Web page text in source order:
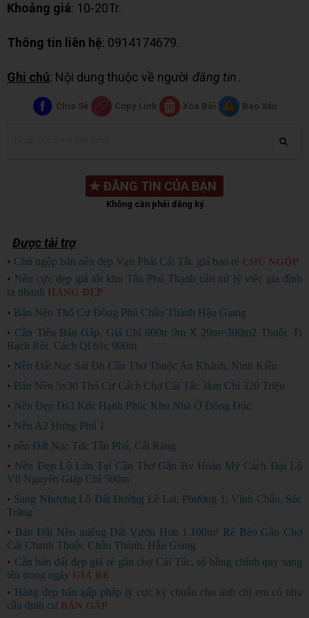
Khoảng giá: 10-20Tr.
Thông tin liên hệ: 0914174679.
Ghi chú: Nội dung thuộc về người đăng tin.
Chia Sẻ Copy Link Xóa Bài Báo Xấu
★ ĐĂNG TIN CỦA BẠN
Không cần phải đăng ký
Được tài trợ
• Chủ ngộp bán nền đẹp Vạn Phát Cái Tắc giá bao rẻ CHỦ NGỘP
• Nền cực đẹp giá tốt khu Tân Phú Thạnh cần xử lý việc gia đình
ra nhanh HÀNG ĐẸP
• Bán Nền Thổ Cư Đông Phú Châu Thành Hậu Giang
• Cần Tiền Bán Gấp, Giá Chỉ 600tr 9m X 29m=300m2 Thuộc Tt
Rạch Rồi. Cách Ql 61c 900m
• Nền Đất Nạc Sát Đh Cần Thơ Thuộc An Khánh, Ninh Kiều
• Bán Nền 5x30 Thổ Cư Cách Chợ Cái Tắc 3km Chỉ 320 Triệu
• Nền Đẹp Đs3 Kdc Hạnh Phúc Khu Nhà Ở Đông Đúc
• Nền A2 Hưng Phú 1
• nền Đất Nạc Tđc Tân Phú, Cái Răng
• Nền Đẹp Lộ Lớn Tại Cần Thơ Gần Bv Hoàn Mỹ Cách Đại Lộ
Võ Nguyên Giáp Chỉ 500m
• Sang Nhượng Lô Đất Đường Lê Lai, Phường 1, Vĩnh Châu, Sóc
Trăng
• Bán Đất Nền miếng Đất Vườn Hơn 1.100m² Rẻ Bèo Gần Chợ
Cái Chanh Thuộc Châu Thành, Hậu Giang
• Cần bán đất đẹp giá rẻ gần chợ Cái Tắc, sổ hồng chính quy sang
tên trong ngày GIÁ RẺ
• Hàng đẹp bán gấp pháp lý cực kỳ chuẩn cho anh chị em có nhu
cầu định cư BÁN GẤP